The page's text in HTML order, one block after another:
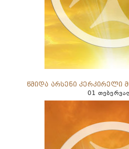
წმიდა არსენი კერკირელი
01